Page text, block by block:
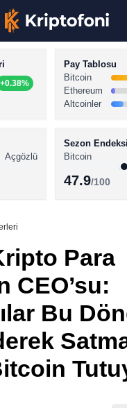
+0.38%
Pay Tablosu
Bitcoin
Ethereum
Altcoinler
Açgözlü
Sezon Endeksi
Bitcoin
47.9/100
Para
CEO’su:
Bu